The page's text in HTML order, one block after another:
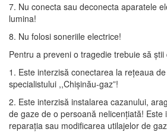
7. Nu conecta sau deconecta aparatele
lumina!
8. Nu folosi soneriile electrice!
Pentru a preveni o tragedie trebuie să știi
1. Este interzisă conectarea la rețeaua
specialistului ,,Chișinău-gaz”!
2. Este interzisă instalarea cazanului,
de gaze de o persoană nelicențiată! Este
reparația sau modificarea utilajelor de